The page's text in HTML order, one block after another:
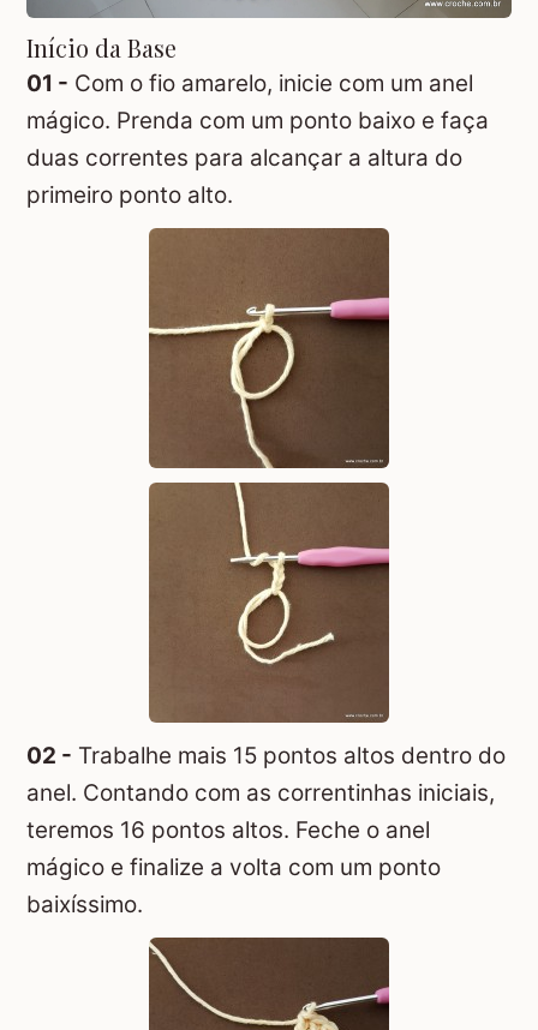
Início da Base
01 - Com o fio amarelo, inicie com um anel
mágico. Prenda com um ponto baixo e faça
duas correntes para alcançar a altura do
primeiro ponto alto.
02 - Trabalhe mais 15 pontos altos dentro do
anel. Contando com as correntinhas iniciais,
teremos 16 pontos altos. Feche o anel
mágico e finalize a volta com um ponto
baixíssimo.